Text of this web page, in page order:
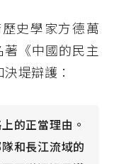
史學家方德萬
著《中國的民主
堤辯護：
的正當理由。
和長江流域的